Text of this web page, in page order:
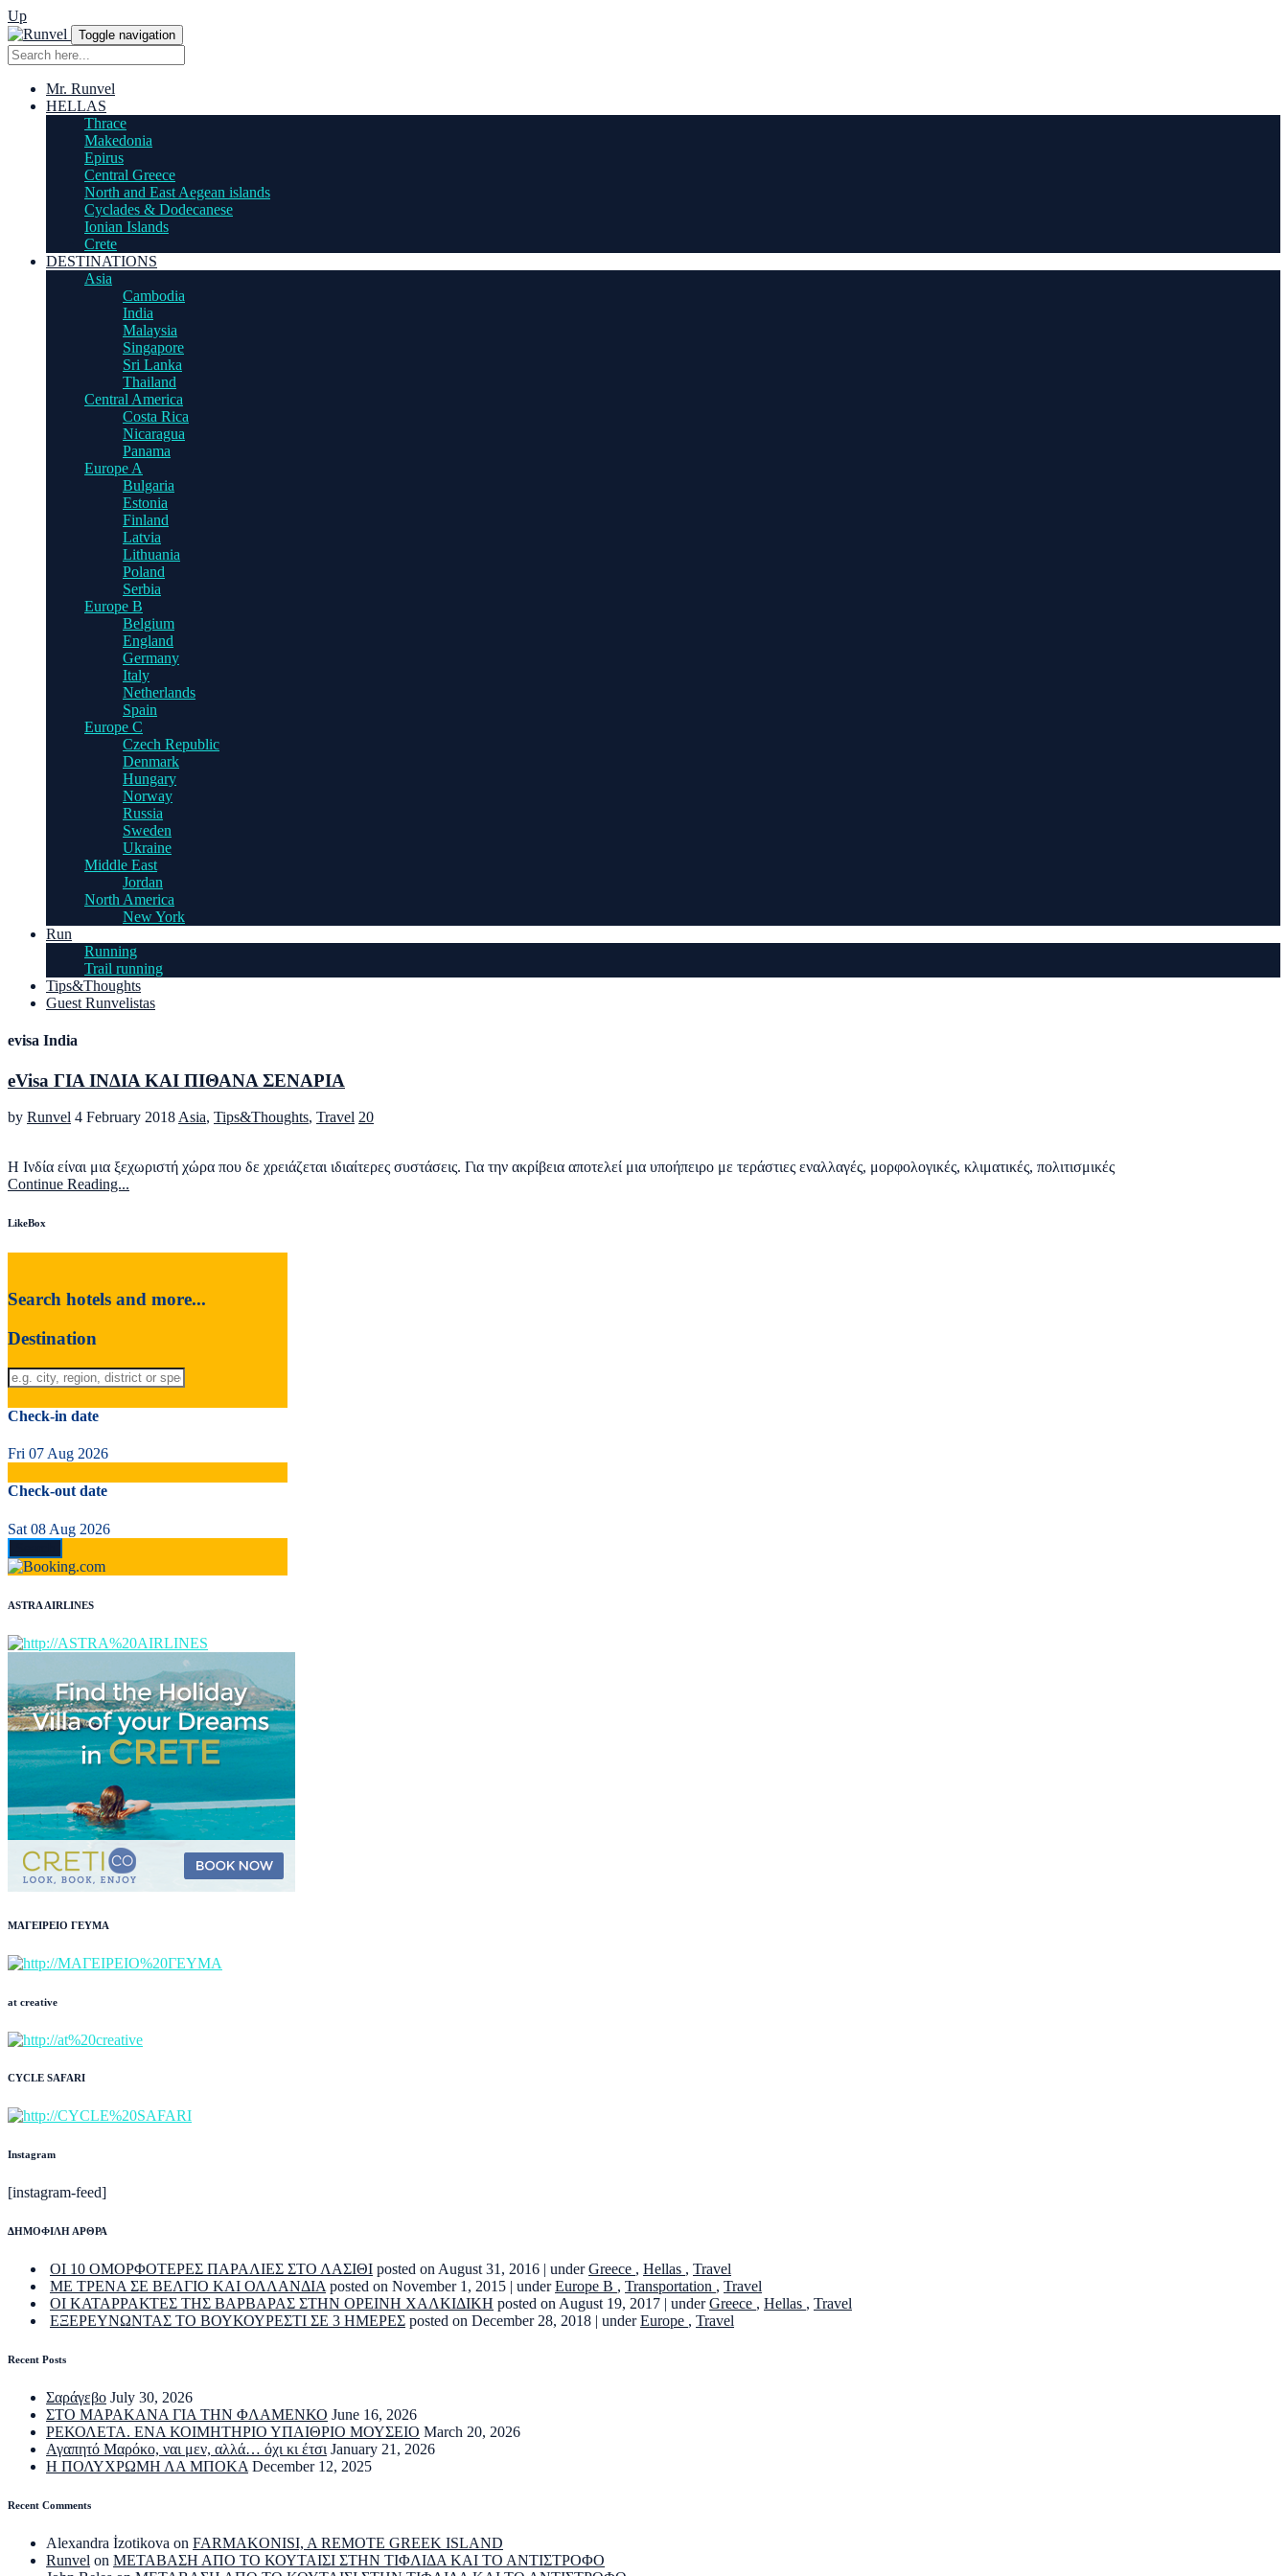
Up
Toggle navigation
Mr. Runvel
HELLAS
Thrace
Makedonia
Epirus
Central Greece
North and East Aegean islands
Cyclades & Dodecanese
Ionian Islands
Crete
DESTINATIONS
Asia
Cambodia
India
Malaysia
Singapore
Sri Lanka
Thailand
Central America
Costa Rica
Nicaragua
Panama
Europe A
Bulgaria
Estonia
Finland
Latvia
Lithuania
Poland
Serbia
Europe B
Belgium
England
Germany
Italy
Netherlands
Spain
Europe C
Czech Republic
Denmark
Hungary
Norway
Russia
Sweden
Ukraine
Middle East
Jordan
North America
New York
Run
Running
Trail running
Tips&Thoughts
Guest Runvelistas
evisa India
eVisa ΓΙΑ ΙΝΔΙΑ ΚΑΙ ΠΙΘΑΝΑ ΣΕΝΑΡΙΑ
by Runvel 4 February 2018 Asia, Tips&Thoughts, Travel 20
Η Ινδία είναι μια ξεχωριστή χώρα που δε χρειάζεται ιδιαίτερες συστάσεις. Για την ακρίβεια αποτελεί μια υποήπειρο με τεράστιες εναλλαγές, μορφολογικές, κλιματικές, πολιτισμικές
Continue Reading...
LikeBox
Search hotels and more...
Destination
Check-in date
Fri 07 Aug 2026
Check-out date
Sat 08 Aug 2026
ASTRA AIRLINES
ΜΑΓΕΙΡΕΙΟ ΓΕΥΜΑ
at creative
CYCLE SAFARI
Instagram
[instagram-feed]
ΔΗΜΟΦΙΛΗ ΑΡΘΡΑ
ΟΙ 10 ΟΜΟΡΦΟΤΕΡΕΣ ΠΑΡΑΛΙΕΣ ΣΤΟ ΛΑΣΙΘΙ posted on August 31, 2016 | underGreece , Hellas , Travel
ΜΕ ΤΡΕΝΑ ΣΕ ΒΕΛΓΙΟ ΚΑΙ ΟΛΛΑΝΔΙΑ posted on November 1, 2015 | underEurope B , Transportation , Travel
ΟΙ ΚΑΤΑΡΡΑΚΤΕΣ ΤΗΣ ΒΑΡΒΑΡΑΣ ΣΤΗΝ ΟΡΕΙΝΗ ΧΑΛΚΙΔΙΚΗ posted on August 19, 2017 | underGreece , Hellas , Travel
ΕΞΕΡΕΥΝΩΝΤΑΣ ΤΟ ΒΟΥΚΟΥΡΕΣΤΙ ΣΕ 3 ΗΜΕΡΕΣ posted on December 28, 2018 | underEurope , Travel
Recent Posts
Σαράγεβο July 30, 2026
ΣΤΟ ΜΑΡΑΚΑΝΑ ΓΙΑ ΤΗΝ ΦΛΑΜΕΝΚΟ June 16, 2026
ΡΕΚΟΛΕΤΑ. ΕΝΑ ΚΟΙΜΗΤΗΡΙΟ ΥΠΑΙΘΡΙΟ ΜΟΥΣΕΙΟ March 20, 2026
Αγαπητό Μαρόκο, ναι μεν, αλλά… όχι κι έτσι January 21, 2026
Η ΠΟΛΥΧΡΩΜΗ ΛΑ ΜΠΟΚΑ December 12, 2025
Recent Comments
Alexandra İzotikova on FARMAKONISI, A REMOTE GREEK ISLAND
Runvel on ΜΕΤΑΒΑΣΗ ΑΠΟ ΤΟ ΚΟΥΤΑΙΣΙ ΣΤΗΝ ΤΙΦΛΙΔΑ ΚΑΙ ΤΟ ΑΝΤΙΣΤΡΟΦΟ